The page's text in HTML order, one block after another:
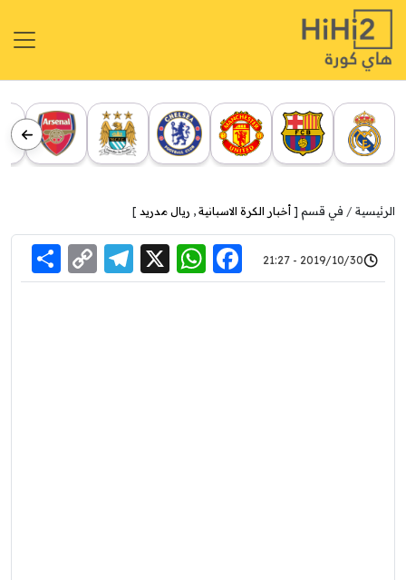
الرئيسية في قسم [ أخبار الكرة الاسبانية , ريال مدريد ]
2019/10/30 - 21:27
Facebook
WhatsApp
X
Link